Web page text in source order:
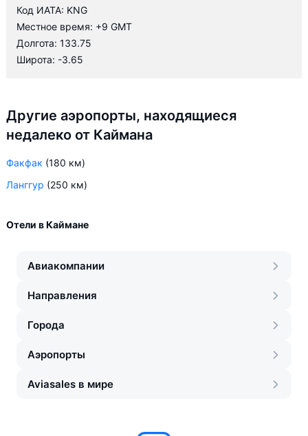
Код ИАТА: KNG
Местное время: +9 GMT
Долгота: 133.75
Широта: -3.65
Другие аэропорты, находящиеся
недалеко от Каймана
Факфак (180 км)
Ланггур (250 км)
Отели в Каймане
Авиакомпании
Направления
Города
Аэропорты
Aviasales в мире